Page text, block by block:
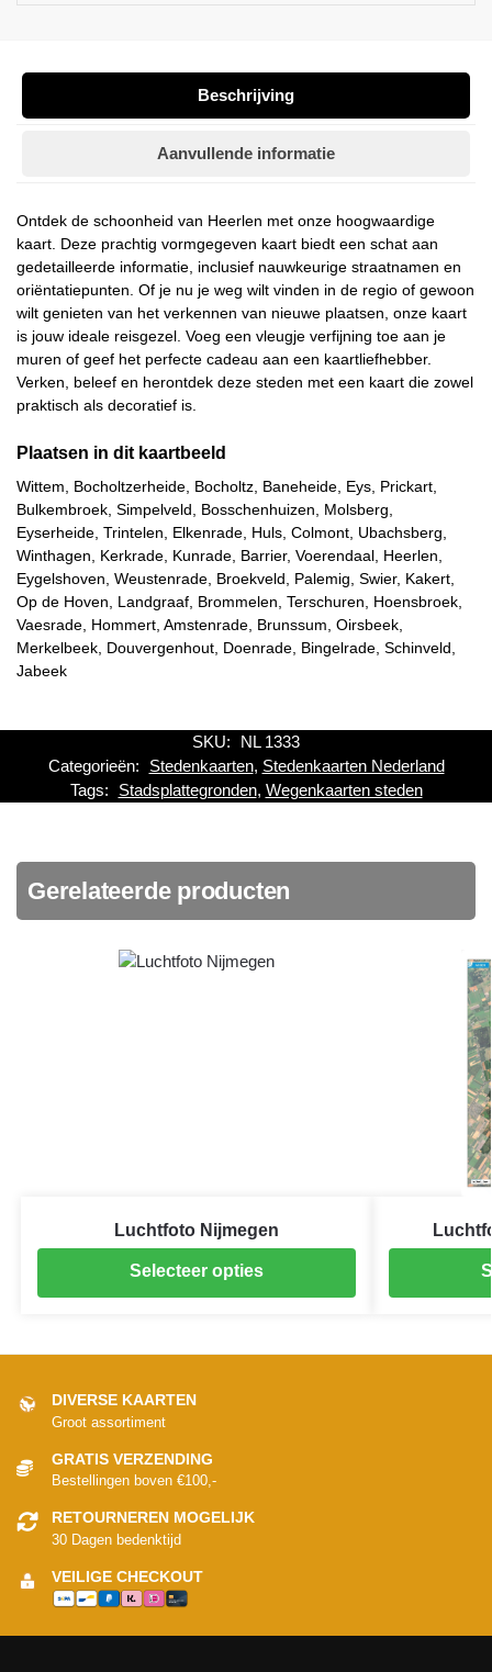
Beschrijving
Aanvullende informatie
Ontdek de schoonheid van Heerlen met onze hoogwaardige
kaart. Deze prachtig vormgegeven kaart biedt een schat aan
gedetailleerde informatie, inclusief nauwkeurige straatnamen en
oriëntatiepunten. Of je nu je weg wilt vinden in de regio of gewoon
wilt genieten van het verkennen van nieuwe plaatsen, onze kaart
is jouw ideale reisgezel. Voeg een vleugje verfijning toe aan je
muren of geef het perfecte cadeau aan een kaartliefhebber.
Verken, beleef en herontdek deze steden met een kaart die zowel
praktisch als decoratief is.
Plaatsen in dit kaartbeeld
Wittem, Bocholtzerheide, Bocholtz, Baneheide, Eys, Prickart,
Bulkembroek, Simpelveld, Bosschenhuizen, Molsberg,
Eyserheide, Trintelen, Elkenrade, Huls, Colmont, Ubachsberg,
Winthagen, Kerkrade, Kunrade, Barrier, Voerendaal, Heerlen,
Eygelshoven, Weustenrade, Broekveld, Palemig, Swier, Kakert,
Op de Hoven, Landgraaf, Brommelen, Terschuren, Hoensbroek,
Vaesrade, Hommert, Amstenrade, Brunssum, Oirsbeek,
Merkelbeek, Douvergenhout, Doenrade, Bingelrade, Schinveld,
Jabeek
SKU:
NL 1333
Categorieën:
Stedenkaarten, Stedenkaarten Nederland
Tags:
Stadsplattegronden, Wegenkaarten steden
Gerelateerde producten
Luchtfoto Nijmegen
Selecteer opties
DIVERSE KAARTEN
Groot assortiment
GRATIS VERZENDING
Bestellingen boven €100,-
RETOURNEREN MOGELIJK
30 Dagen bedenktijd
VEILIGE CHECKOUT